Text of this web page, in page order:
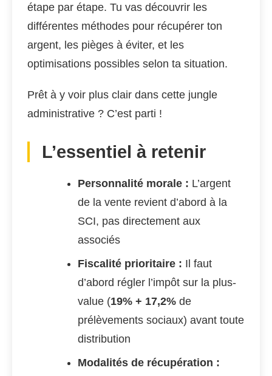
étape par étape. Tu vas découvrir les
différentes méthodes pour récupérer ton
argent, les pièges à éviter, et les
optimisations possibles selon ta situation.
Prêt à y voir plus clair dans cette jungle
administrative ? C’est parti !
L’essentiel à retenir
Personnalité morale : L’argent
de la vente revient d’abord à la
SCI, pas directement aux
associés
Fiscalité prioritaire : Il faut
d’abord régler l’impôt sur la plus-
value (19% + 17,2%de
prélèvements sociaux) avant toute
distribution
Modalités de récupération :